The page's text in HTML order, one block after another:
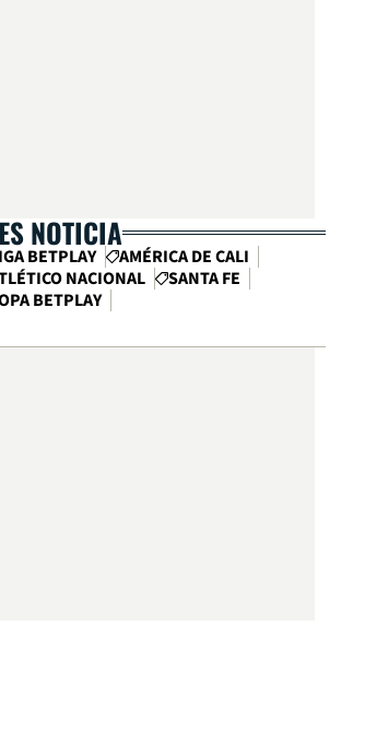
ES NOTICIA
BETPLAY
AMÉRICA DE CALI
NACIONAL
SANTA FE
BETPLAY